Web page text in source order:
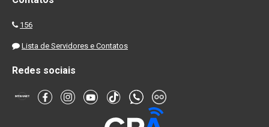
156
Lista de Servidores e Contatos
Redes sociais